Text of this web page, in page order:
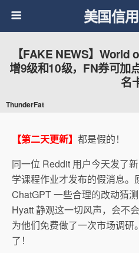
美国信
【FAKE NEWS】World
增9级和10级，FN券可加
名
ThunderFat
【第二天更新】 都是假的！
同一位 Reddit 用户今天发了
学课程作业才发布的假消息。
ChatGPT 一些合理的改动猜
Hyatt 静观这一切风声，会不
为他们免费做了一次市场调
了！